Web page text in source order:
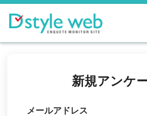
新規アンケ
メールアドレス